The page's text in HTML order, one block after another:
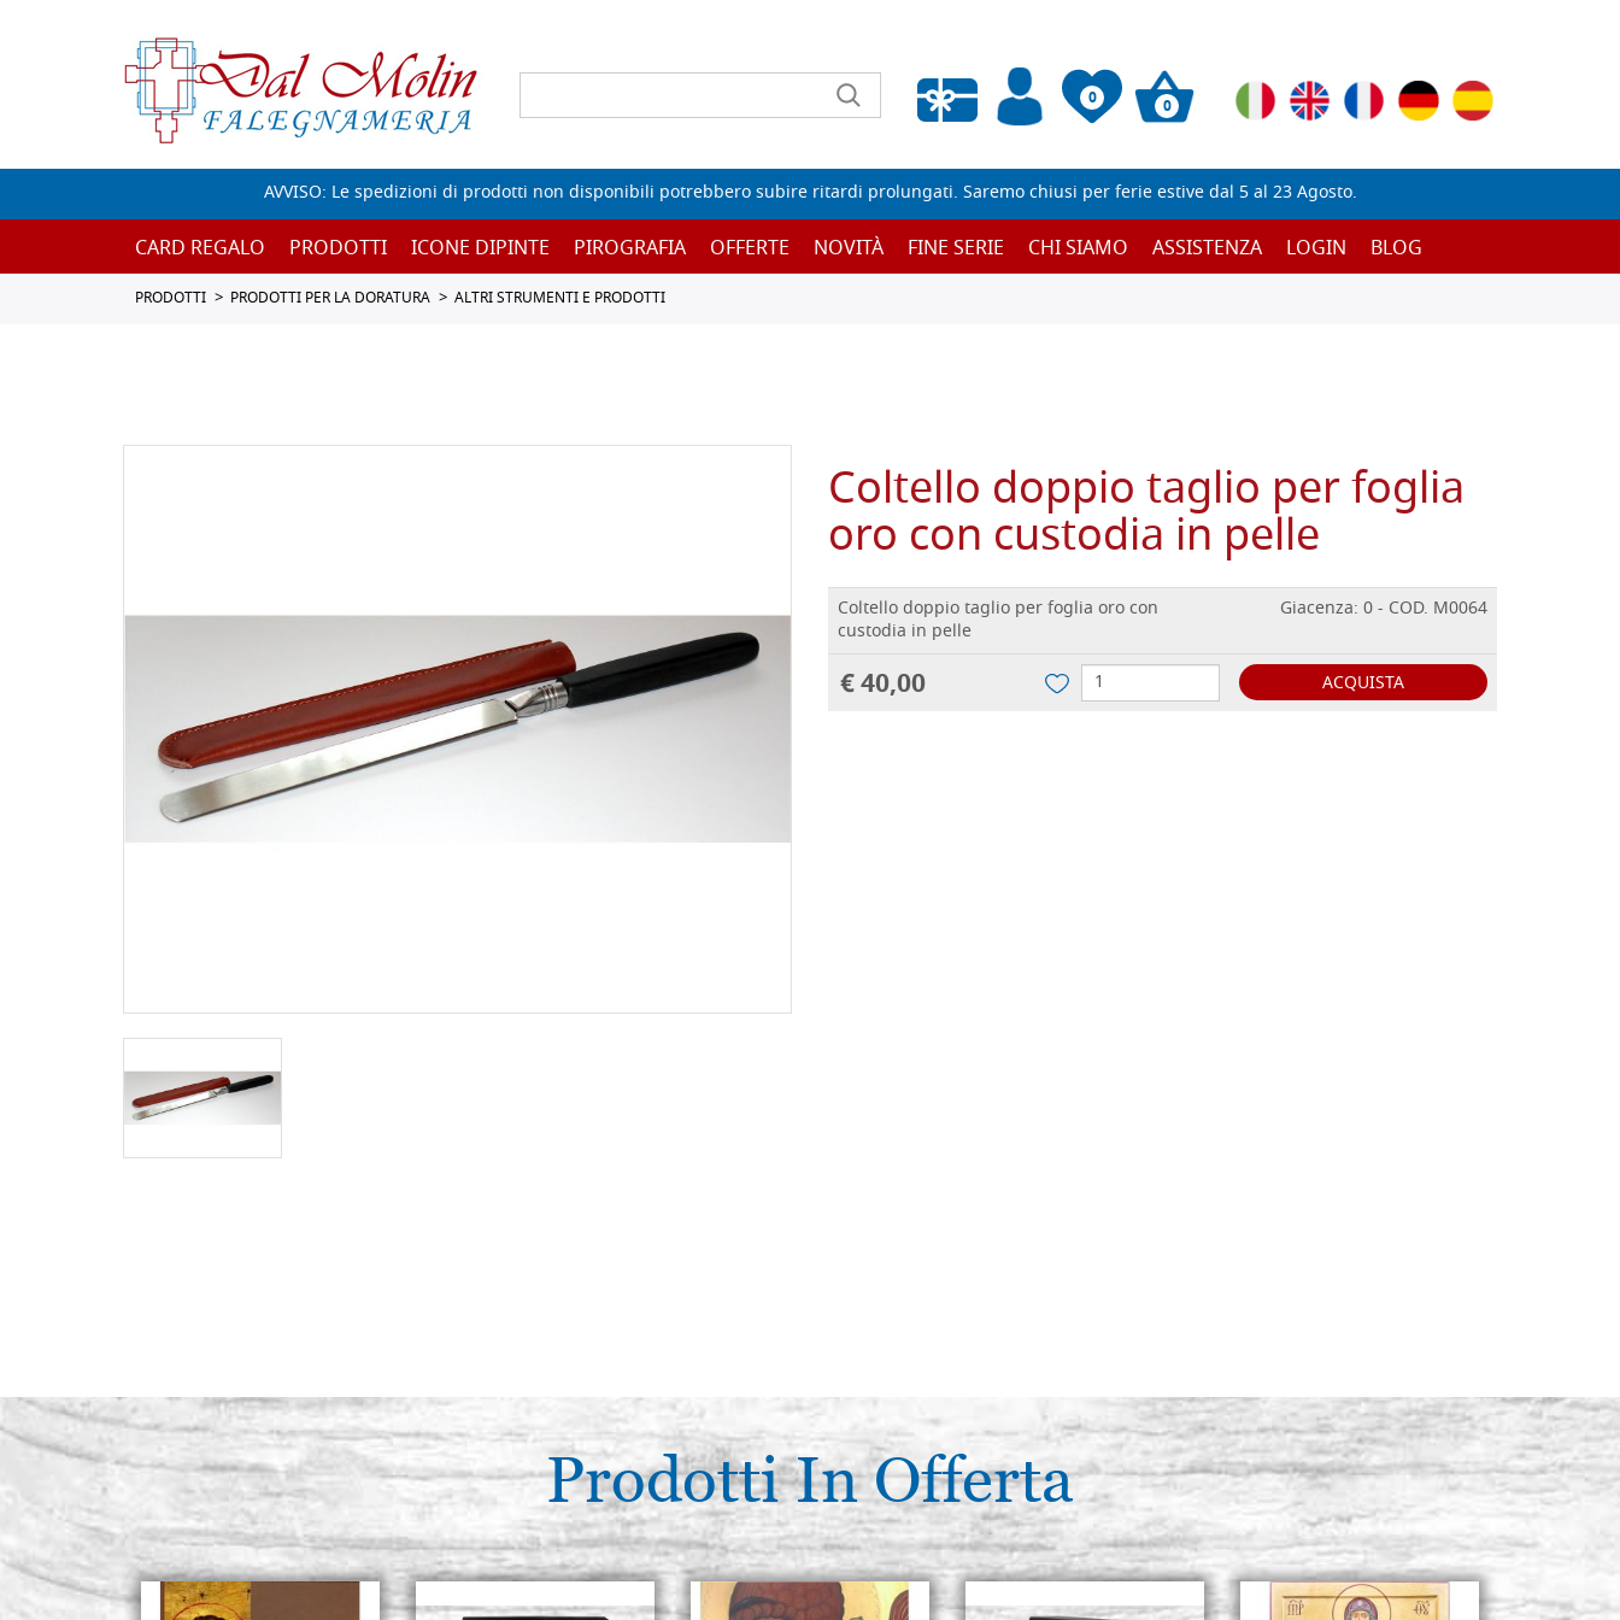
0
Wishlist vuota
0
AVVISO: Le spedizioni di prodotti non disponibili potrebbero subire ritardi prolungati. Saremo chiusi per ferie estive dal 5 al 23 Agosto.
CARD REGALO PRODOTTI ICONE DIPINTE PIROGRAFIA OFFERTE NOVITÀ FINE SERIE CHI SIAMO ASSISTENZA LOGIN BLOG
PRODOTTI PRODOTTI PER LA DORATURA ALTRI STRUMENTI E PRODOTTI
Coltello doppio taglio per foglia
oro con custodia in pelle
Coltello doppio taglio per foglia oro con
custodia in pelle
Giacenza: 0 - COD. M0064
€ 40,00 ACQUISTA
Prodotti In Offerta